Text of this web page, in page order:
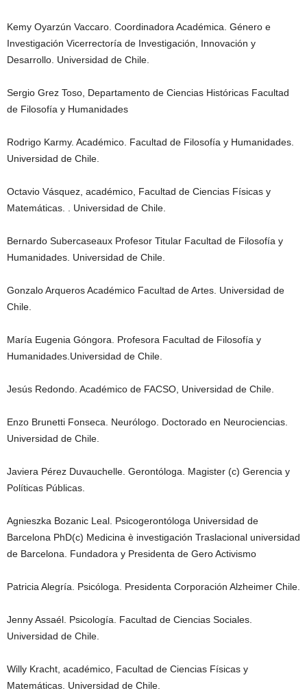
Kemy Oyarzún Vaccaro. Coordinadora Académica. Género e
Investigación Vicerrectoría de Investigación, Innovación y
Desarrollo. Universidad de Chile.
Sergio Grez Toso, Departamento de Ciencias Históricas Facultad
de Filosofía y Humanidades
Rodrigo Karmy. Académico. Facultad de Filosofía y Humanidades.
Universidad de Chile.
Octavio Vásquez, académico, Facultad de Ciencias Físicas y
Matemáticas. . Universidad de Chile.
Bernardo Subercaseaux Profesor Titular Facultad de Filosofía y
Humanidades. Universidad de Chile.
Gonzalo Arqueros Académico Facultad de Artes. Universidad de
Chile.
María Eugenia Góngora. Profesora Facultad de Filosofía y
Humanidades.Universidad de Chile.
Jesús Redondo. Académico de FACSO, Universidad de Chile.
Enzo Brunetti Fonseca. Neurólogo. Doctorado en Neurociencias.
Universidad de Chile.
Javiera Pérez Duvauchelle. Gerontóloga. Magister (c) Gerencia y
Políticas Públicas.
Agnieszka Bozanic Leal. Psicogerontóloga Universidad de
Barcelona PhD(c) Medicina è investigación Traslacional universidad
de Barcelona. Fundadora y Presidenta de Gero Activismo
Patricia Alegría. Psicóloga. Presidenta Corporación Alzheimer Chile.
Jenny Assaél. Psicología. Facultad de Ciencias Sociales.
Universidad de Chile.
Willy Kracht, académico, Facultad de Ciencias Físicas y
Matemáticas. Universidad de Chile.